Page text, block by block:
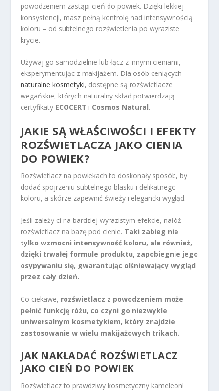
powodzeniem zastąpi cień do powiek. Dzięki lekkiej
konsystencji, masz pełną kontrolę nad intensywnością
koloru – od subtelnego rozświetlenia po wyraziste
krycie.
Używaj go samodzielnie lub łącz z innymi cieniami,
eksperymentując z makijażem. Dla osób ceniących
naturalne kosmetyki, dostępne są rozświetlacze
wegańskie, których naturalny skład potwierdzają
certyfikaty ECOCERT i Cosmos Natural.
JAKIE SĄ WŁAŚCIWOŚCI I EFEKTY
ROZŚWIETLACZA JAKO CIENIA
DO POWIEK?
Rozświetlacz na powiekach to doskonały sposób, by
dodać spojrzeniu subtelnego blasku i delikatnego
koloru, a skórze zapewnić świeży i elegancki wygląd.
Jeśli zależy ci na bardziej wyrazistym efekcie, nałóż
rozświetlacz na bazę pod cienie. Taki zabieg nie
tylko wzmocni intensywność koloru, ale również,
dzięki trwałej formule produktu, zapobiegnie jego
osypywaniu się, gwarantując olśniewający wygląd
przez cały dzień.
Co ciekawe, rozświetlacz z powodzeniem może
pełnić funkcję różu, co czyni go niezwykle
uniwersalnym kosmetykiem, który znajdzie
zastosowanie w wielu makijażowych trikach.
JAK NAKŁADAĆ ROZŚWIETLACZ
JAKO CIEŃ DO POWIEK
Rozświetlacz to prawdziwy kosmetyczny kameleon!